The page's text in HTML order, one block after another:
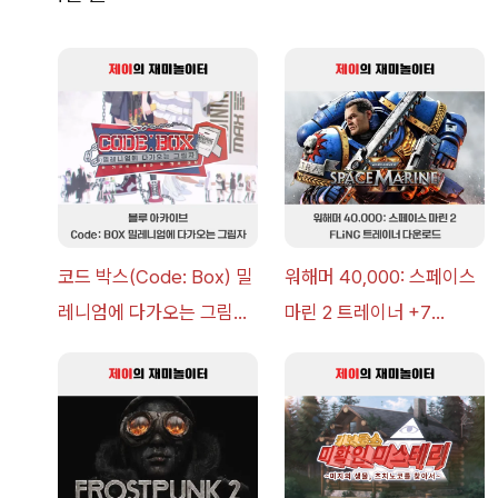
코드 박스(Code: Box) 밀
레니엄에 다가오는 그림자
아카이브
워해머 40,000: 스페이스
마린 2 트레이너 +7